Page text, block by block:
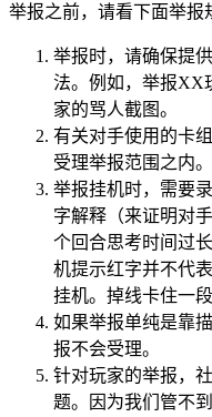
举报之前，请看下面举报
举报时，请确保提
法。例如，举报XX
家的骂人截图。
有关对手使用的卡
受理举报范围之内
举报挂机时，需要
字解释（来证明对
个回合思考时间过
机提示红字并不代
挂机。掉线卡住一
如果举报单纯是靠
报不会受理。
针对玩家的举报，
题。因为我们管不